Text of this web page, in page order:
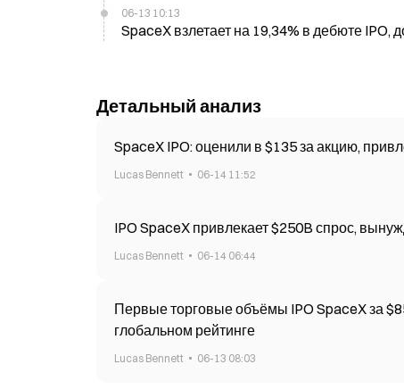
06-13 10:13
SpaceX взлетает на 19,34% в дебюте IPO,
Детальный анализ
SpaceX IPO: оценили в $135 за акцию,
Lucas Bennett 06-14 11:52
IPO SpaceX
Lucas Bennett 06-14 06:44
Первые торговые объёмы IPO SpaceX за
глобальном рейтинге
Lucas Bennett 06-13 08:03